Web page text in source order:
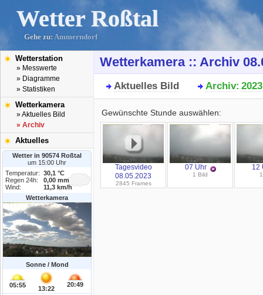
Wetter Roßtal
Gehe zu: Ammerndorf
Wetterstation
» Messwerte
» Diagramme
» Statistiken
Wetterkamera
» Aktuelles Bild
» Archiv
Aktuelles
Wetter in 90574 Roßtal
um 15:00 Uhr
Temperatur:
30,1 °C
Regen 24h:
0,00 mm
Wind:
11,3 km/h
Wetterkamera
Sonne / Mond
05:55 13:22
20:49
Wetterkamera :: Archiv
Aktuelles Bild Archiv: 2023
Gewünschte Stunde auswählen:
Tagesvideo
08.05.2023
2845 Frames
07 Uhr
1 Bild
12